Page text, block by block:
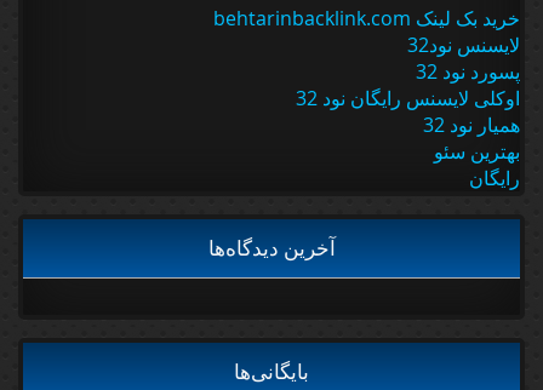
خرید بک لینک behtarinbacklink.com
لایسنس نود32
پسورد نود 32
اوکلی لایسنس رایگان نود 32
همیار نود 32
بهترین سئو
رایگان
آخرین دیدگاه‌ها
بایگانی‌ها